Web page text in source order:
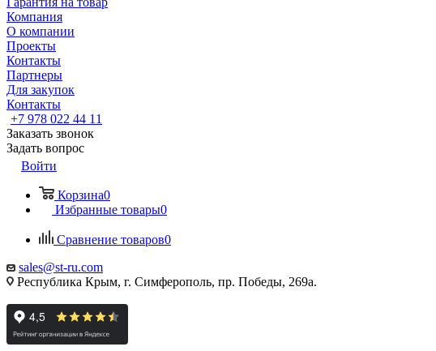
Компания
О компании
Проекты
Контакты
Партнеры
Для закупок
Контакты
+7 978 022 44 11
Заказать звонок
Задать вопрос
Войти
Корзина0
Избранные товары0
Сравнение товаров0
sales@st-ru.com
Республика Крым, г. Симферополь, пр. Победы, 269а.